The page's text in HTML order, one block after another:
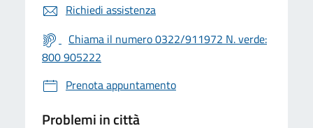
Richiedi assistenza
Chiama il numero 0322/911972 N. verde:
800 905222
Prenota appuntamento
Problemi in città